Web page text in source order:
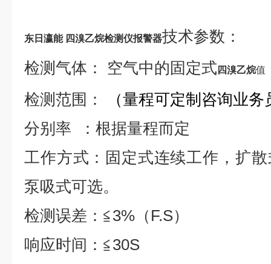
东日瀛能 四溴乙烷检测仪报警器技术参数：
检测气体：
空气中的固定式 四溴乙烷值
检测范围：
（量程可定制咨询业务
分别率
：根据量程而定
工作方式：固定式连续工作，扩
泵吸式可选。
检测误差： ≦3% （ F.S）
响应时间： ≦30S